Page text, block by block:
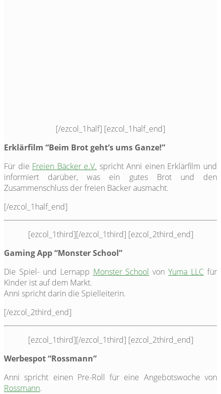
[/ezcol_1half] [ezcol_1half_end]
Erklärfilm “Beim Brot geht’s ums Ganze!”
Für die Freien Bäcker e.V. spricht Anni einen Erklärfilm und
informiert darüber, was ein gutes Brot und den
Zusammenschluss der freien Bäcker ausmacht.
[/ezcol_1half_end]
[ezcol_1third][/ezcol_1third] [ezcol_2third_end]
Gaming App “Monster School”
Die Spiel- und Lernapp Monster School vonYuma LLC für
Kinder ist auf dem Markt.
Anni spricht darin die Spielleiterin.
[/ezcol_2third_end]
[ezcol_1third][/ezcol_1third] [ezcol_2third_end]
Werbespot “Rossmann”
Anni spricht einen Pre-Roll für eine Angebotswoche von
Rossmann.